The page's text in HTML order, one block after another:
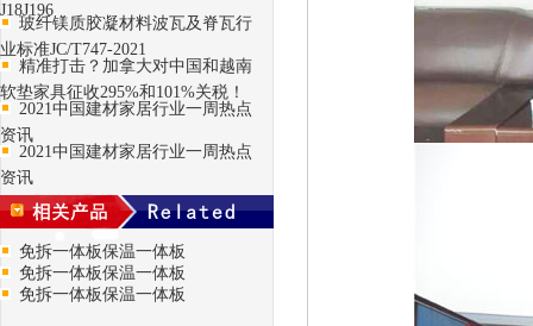
J18J196
玻纤镁质胶凝材料波瓦及脊瓦行
业标准JC/T747-2021
精准打击？加拿大对中国和越南
软垫家具征收295%和101%关税！
2021中国建材家居行业一周热点
资讯
2021中国建材家居行业一周热点
资讯
免拆一体板保温一体板
免拆一体板保温一体板
免拆一体板保温一体板